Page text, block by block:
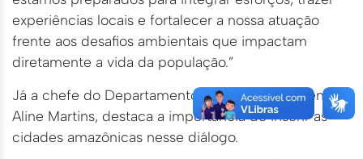
experiências locais e fortalecer a nossa atuação
frente aos desafios ambientais que impactam
diretamente a vida da população.”
Já a chefe do Departamento de Gestão Ambiental,
Aline Martins, destaca a importância de inserir as
cidades amazônicas nesse diálogo.